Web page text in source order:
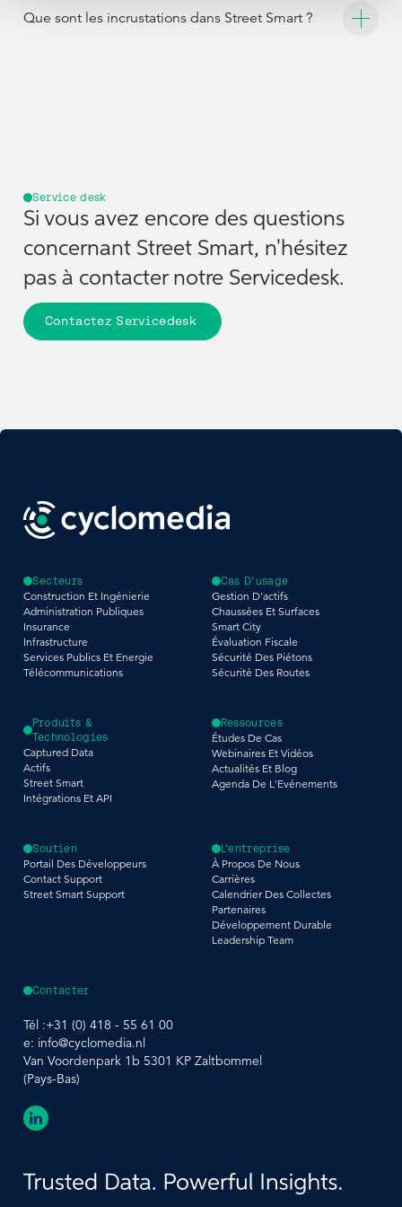
changements au fil du temps et de suivre l'évolution de
l'environnement physique.
Que sont les incrustations dans Street Smart ?
Service desk
Si vous avez encore des questions
concernant Street Smart, n'hésitez
pas à contacter notre Servicedesk.
Contactez Servicedesk
Contacter
Tél :+31 (0) 418 - 55 61 00
e: info@cyclomedia.nl
Van Voordenpark 1b 5301 KP Zaltbommel
(Pays-Bas)
Secteurs
Construction Et Ingénierie
Administration Publiques
Insurance
Infrastructure
Services Publics Et Energie
Télécommunications
Cas D'usage
Gestion D'actifs
Chaussées Et Surfaces
Smart City
Évaluation Fiscale
Sécurité Des Piétons
Sécurité Des Routes
Produits &
Technologies
Captured Data
Actifs
Street Smart
Intégrations Et API
Ressources
Études De Cas
Webinaires Et Vidéos
Actualités Et Blog
Agenda De L'Evénements
Soutien
Portail Des Développeurs
Contact Support
Street Smart Support
L'entreprise
À Propos De Nous
Carrières
Calendrier Des Collectes
Partenaires
Développement Durable
Leadership Team